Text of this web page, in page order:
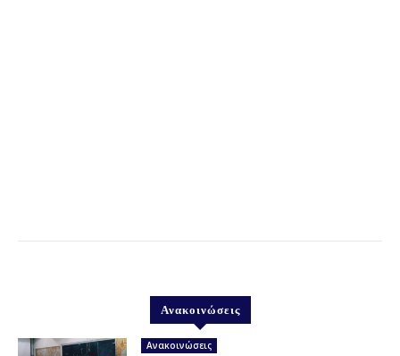
Ανακοινώσεις
Ανακοινώσεις